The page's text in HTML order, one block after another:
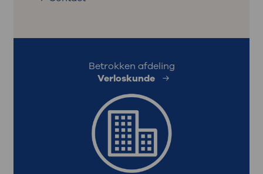
Betrokken afdeling
Verloskunde